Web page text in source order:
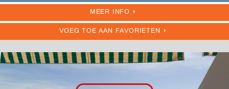
MEER INFO
VOEG TOE AAN FAVORIETEN